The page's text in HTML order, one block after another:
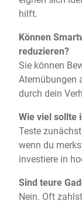
hilft.
Können
reduzieren?
Sie können
Atemübungen
durch dein
Wie viel sollte
Teste
wenn du
investiere in
Sind teure
Nein. Oft